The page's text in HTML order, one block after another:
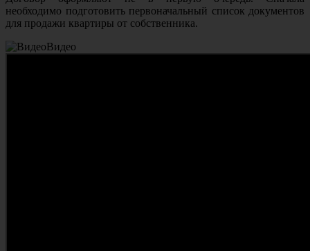
необходимо подготовить первоначальный список документов
для продажи квартиры от собственника.
Видео